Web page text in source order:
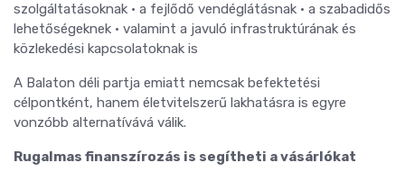
szolgáltatásoknak • a fejlődő vendéglátásnak • a szabadidős
lehetőségeknek • valamint a javuló infrastruktúrának és
közlekedési kapcsolatoknak is
A Balaton déli partja emiatt nemcsak befektetési
célpontként, hanem életvitelszerű lakhatásra is egyre
vonzóbb alternatívává válik.
Rugalmas finanszírozás is segítheti a vásárlókat